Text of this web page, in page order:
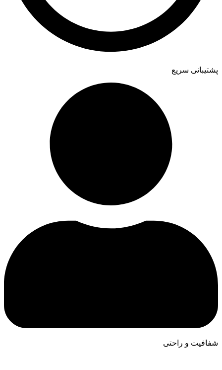
پشتیبانی سریع
شفافیت و راحتی